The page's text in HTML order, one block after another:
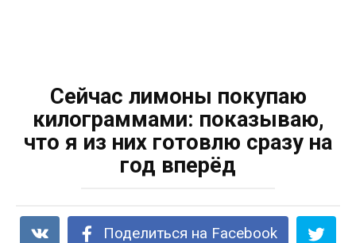
Сейчас лимоны покупаю
килограммами: показываю,
что я из них готовлю сразу на
год вперёд
Поделиться на Facebook